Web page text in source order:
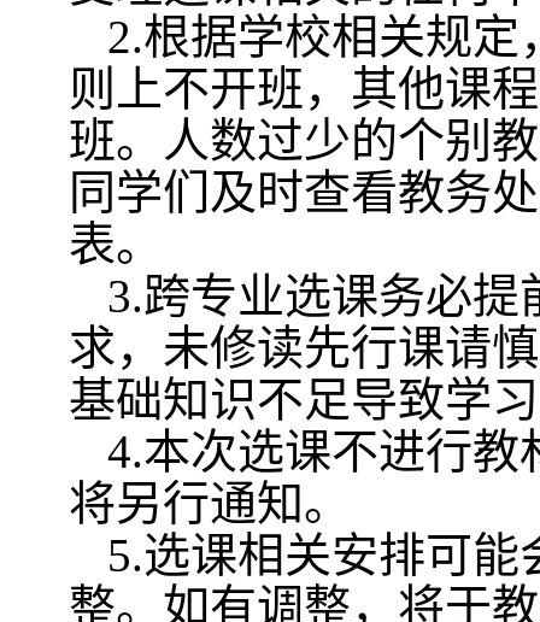
2.根据学校相关规定
则上不开班，其他课
班。人数过少的个别
同学们及时查看教务
表。
3.跨专业选课务必提
求，未修读先行课请
基础知识不足导致学
4.本次选课不进行教
将另行通知。
5.选课相关安排可能
整。如有调整，将于